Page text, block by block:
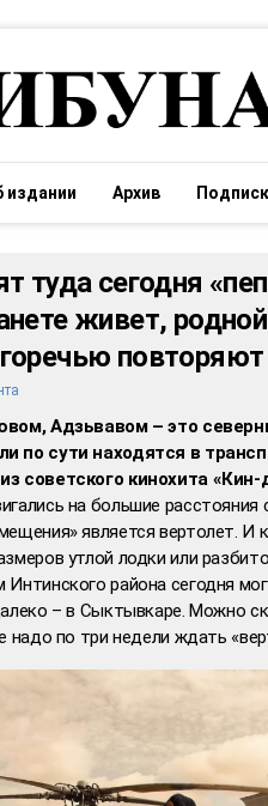
издании Архив
туда сегодня
живет,
повторяют
Адзьвавом – это
по сути находятся в
советского кинохита «Кин-
на большие
является вертолет.
утлой лодки или
района сегодня
– в Сыктывкаре. Можно
надо по три недели ждать